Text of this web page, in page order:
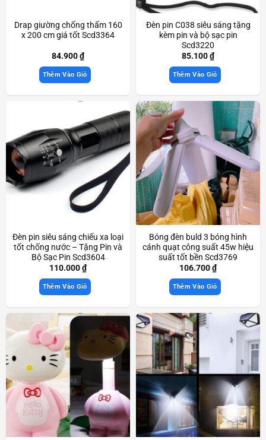
Drap giường chống thấm 160
x 200 cm giá tốt Scd3364
84.900₫
Thêm Vào Giỏ
Đèn pin C038 siêu sáng tặng
kèm pin và bộ sạc pin
Scd3220
85.100₫
Thêm Vào Giỏ
Đèn pin siêu sáng chiếu xa loại
tốt chống nước – Tặng Pin và
Bộ Sạc Pin Scd3604
110.000₫
Thêm Vào Giỏ
Bóng đèn buld 3 bóng hình
cánh quạt công suất 45w hiệu
suất tốt bền Scd3769
106.700₫
Thêm Vào Giỏ